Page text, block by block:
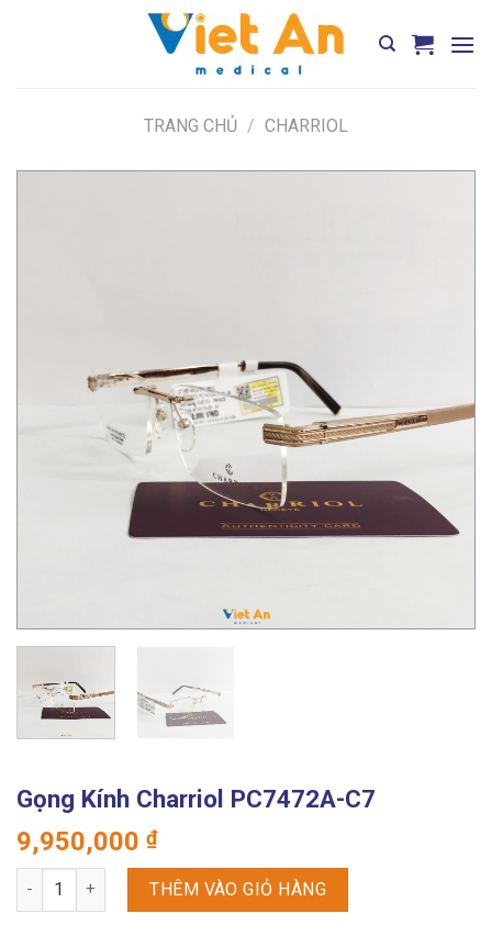
TRANG CHỦ / CHARRIOL
Gọng Kính Charriol PC7472A-C7
9,950,000 ₫
Gọng kính Charriol PC7472A-C7 số lượng
THÊM VÀO GIỎ HÀNG